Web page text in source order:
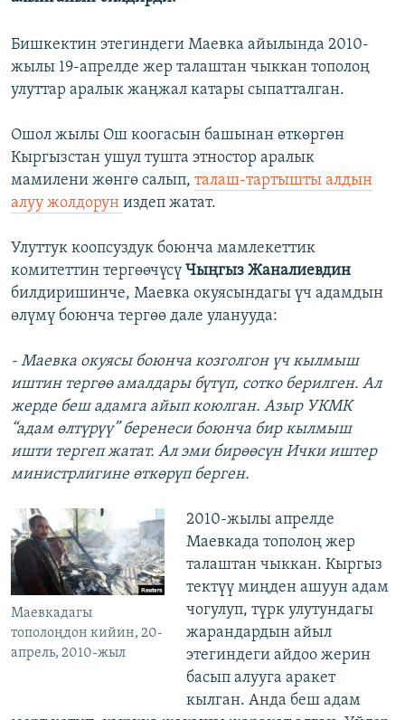
Бишкектин этегиндеги Маевка айылында 2010-
жылы 19-апрелде жер талаштан чыккан тополоң
улуттар аралык жаңжал катары сыпатталган.
Ошол жылы Ош коогасын башынан өткөргөн
Кыргызстан ушул тушта этностор аралык
мамилени жөнгө салып, талаш-тартышты алдын
алуу жолдорун издеп жатат.
Улуттук коопсуздук боюнча мамлекеттик
комитеттин тергөөчүсү Чыңгыз Жаналиевдин
билдиришинче, Маевка окуясындагы үч адамдын
өлүмү боюнча тергөө дале уланууда:
- Маевка окуясы боюнча козголгон үч кылмыш
иштин тергөө амалдары бүтүп, сотко берилген. Ал
жерде беш адамга айып коюлган. Азыр УКМК
“адам өлтүрүү” беренеси боюнча бир кылмыш
ишти тергеп жатат. Ал эми бирөөсүн Ички иштер
министрлигине өткөрүп берген.
Маевкадагы
тополоңдон кийин, 20-
апрель, 2010-жыл
2010-жылы апрелде
Маевкада тополоң жер
талаштан чыккан. Кыргыз
тектүү миңден ашуун адам
чогулуп, түрк улутундагы
жарандардын айыл
этегиндеги айдоо жерин
басып алууга аракет
кылган. Анда беш адам